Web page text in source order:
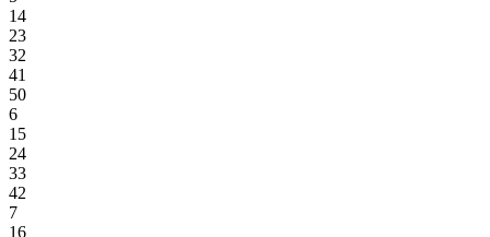
14
23
32
41
50
6
15
24
33
42
7
16